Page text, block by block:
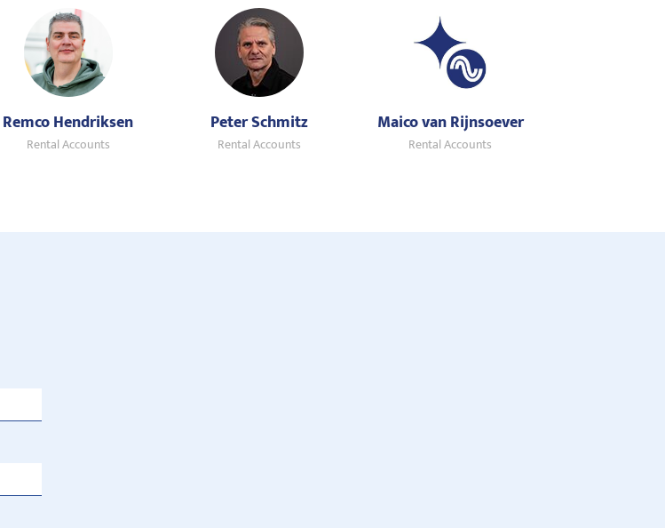
Remco Hendriksen
Rental Accounts
Peter Schmitz
Rental Accounts
Maico van Rijnsoever
Rental Accounts